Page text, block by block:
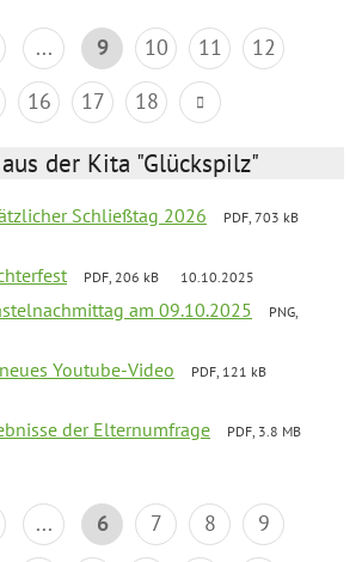
... 9 10 11
12
16 17 18
der Kita "Glückspilz"
Schließtag 2026
PDF, 703 kB
PDF, 206 kB 10.10.2025
am 09.10.2025
PNG,
Youtube-Video
PDF, 121 kB
der Elternumfrage
PDF, 3.8 MB
... 6 7 8
9